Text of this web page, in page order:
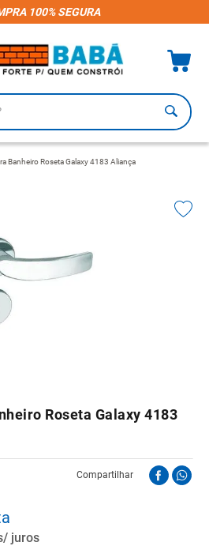
100% SEGURA
Banheiro Roseta Galaxy 4183 Aliança
Roseta Galaxy 4183
Compartilhar
juros
acoplada